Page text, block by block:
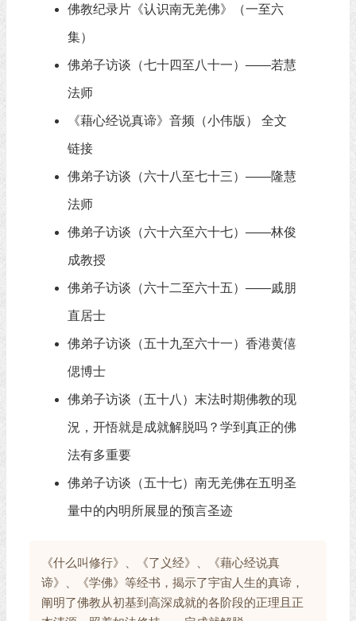
佛教纪录片《认识南无羌佛》（一至六
集）
佛弟子访谈（七十四至八十一）——若慧
法师
《藉心经说真谛》音频（小伟版） 全文
链接
佛弟子访谈（六十八至七十三）——隆慧
法师
佛弟子访谈（六十六至六十七）——林俊
成教授
佛弟子访谈（六十二至六十五）——戚朋
直居士
佛弟子访谈（五十九至六十一）香港黄僖
偲博士
佛弟子访谈（五十八）末法时期佛教的现
況，开悟就是成就解脱吗？学到真正的佛
法有多重要
佛弟子访谈（五十七）南无羌佛在五明圣
量中的内明所展显的预言圣迹
《什么叫修行》、《了义经》、《藉心经说真
谛》、《学佛》等经书，揭示了宇宙人生的真谛，
阐明了佛教从初基到高深成就的各阶段的正理且正